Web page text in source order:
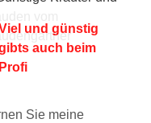
und günstig
auch beim
Profi
Sie meine